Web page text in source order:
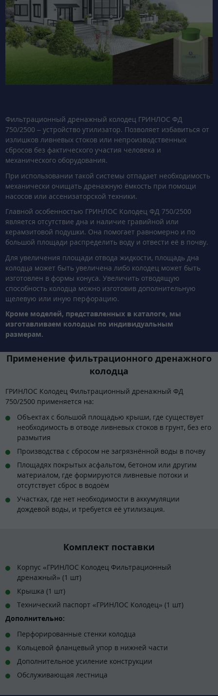
Фильтрационный дренажный колодец ГРИНЛОС ФД
750/2500 – устройство утилизатор. Позволяет избавиться от
излишков ливневых стоков или непроизводственных
сбросов без фактического участия человека и
механического оборудования.
При использовании такой системы отпадает необходимость
механически очищать дренажную ёмкость при помощи
насосов или ассенизаторской техники.
Главной особенностью ГРИНЛОС Колодец ФД 750/2500
является отсутствие дна и наличие гравийной или
керамзитовой подушки. Она помогает равномерно и по
большой площади распределить воду и отвести её в почву.
Для увеличения площади отвода жидкости, площадь дна
колодца может быть увеличена либо колодец может быть
изготовлен в формы конуса. Увеличить отводящую
способность колодца можно изготовив дополнительную
щелевую или иную перфорацию.
Кроме моделей, представленных в каталоге, мы
изготавливаем колодцы по индивидуальным
размерам.
Применение фильтрационного дренажного
колодца
ГРИНЛОС Колодец Фильтрационный дренажный ФД
750/2500 применяется на:
Объектах с большой площадью крыши, где существует
необходимость в отводе ливневых стоков в грунт, без его
размытия
Производства с сбросом не загрязнённой воды в почву
Площадях покрытых асфальтом, бетоном или другим
материалом, где формируются ливневые потоки и
отсутствует сброс в водоём
Участках, где нет необходимости в аккумуляции
дождевой воды, и требуется её утилизация.
Комплект поставки
Корпус «ГРИНЛОС Колодец Фильтрационный
дренажный» (1 шт)
Крышка (1 шт)
Технический паспорт «ГРИНЛОС Колодец» (1 шт)
Дополнительно:
Перфорированные стенки колодца
Кольцевой фланцевый упор в нижней части
Дополнительное усиление конструкции
Обслуживающая лестница